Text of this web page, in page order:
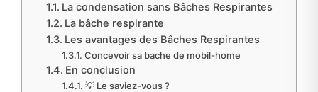
La condensation sans Bâches Respirantes
La bâche respirante
Les avantages des Bâches Respirantes
Concevoir sa bache de mobil-home
En conclusion
💡 Le saviez-vous ?